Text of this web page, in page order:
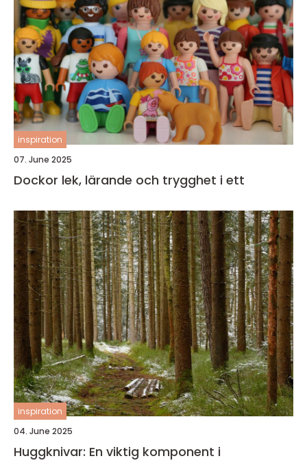
inspiration
07. June 2025
Dockor lek, lärande och trygghet i ett
inspiration
04. June 2025
Huggknivar: En viktig komponent i